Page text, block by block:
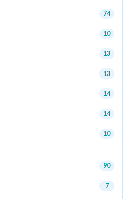
74
10
13
13
14
14
10
90
7